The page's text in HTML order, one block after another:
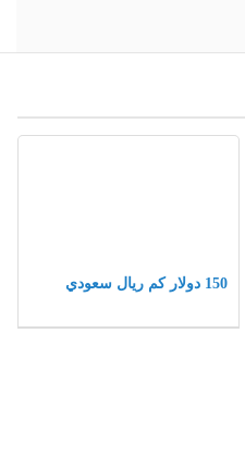
150 دولار كم ريال سعودي